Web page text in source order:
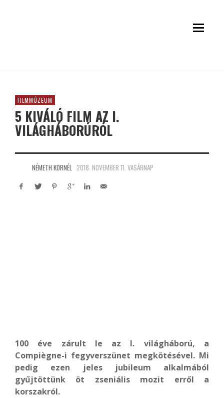
FILMMÚZEUM
5 KIVÁLÓ FILM AZ I.
VILÁGHÁBORÚRÓL
NÉMETH KORNÉL 2018. NOVEMBER 11. VASÁRNAP
100 éve zárult le az I. világháború, a
Compiègne-i fegyverszünet megkötésével. Mi
pedig ezen jeles jubileum alkalmából
gyűjtöttünk öt zseniális mozit erről a
korszakról.